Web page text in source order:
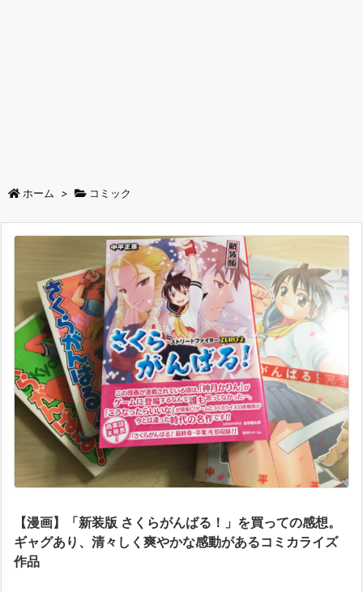
ホーム > コミック
【漫画】「新装版 さくらがんばる！」を買っての感想。
ギャグあり、清々しく爽やかな感動があるコミカライズ
作品